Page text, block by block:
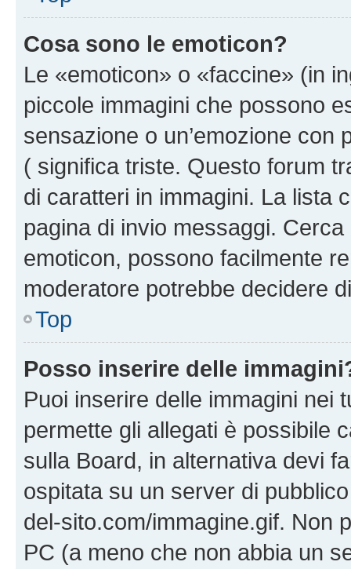
Cosa sono le emoticon?
Le «emoticon» o «faccine» (in
piccole immagini che possono
sensazione o un’emozione
( significa triste. Questo forum
di caratteri in immagini. La lista
pagina di invio messaggi.
emoticon, possono facilmente
moderatore potrebbe decidere
Top
Posso inserire delle
Puoi inserire delle immagini nei
permette gli allegati è possibile
sulla Board, in alternativa devi
ospitata su un server di
del-sito.com/immagine.gif. Non
PC (a meno che non abbia un